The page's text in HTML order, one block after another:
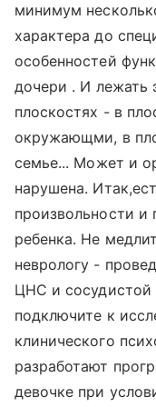
минимум
характера до
особенностей
дочери . И лежать
плоскостях - в
окружающми, в
семье... Может и
нарушена.
произвольности и
ребенка. Не
неврологу -
ЦНС и
подключите к
клинического
разработают
девочке при